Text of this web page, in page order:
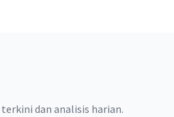
dan analisis harian.